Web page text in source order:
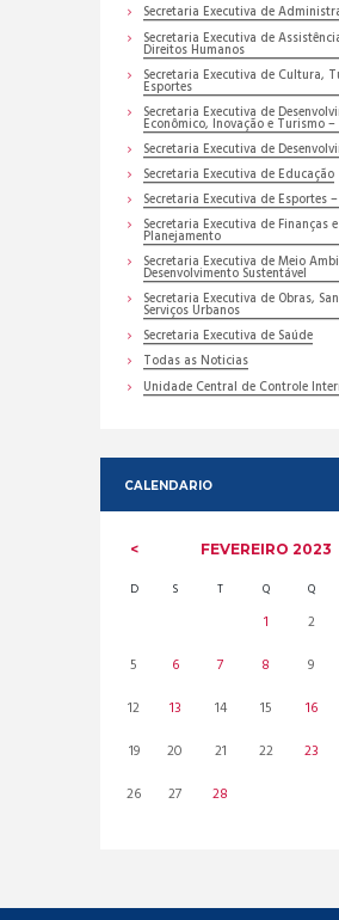
Secretaria Executiva de
Secretaria Executiva de
Direitos Humanos
Secretaria Executiva de Cultura,
Esportes
Secretaria Executiva de
Econômico, Inovação e Turismo –
Secretaria Executiva de
Secretaria Executiva de Educação
Secretaria Executiva de Esportes –
Secretaria Executiva de Finanças e
Planejamento
Secretaria Executiva de Meio
Desenvolvimento Sustentável
Secretaria Executiva de Obras,
Serviços Urbanos
Secretaria Executiva de Saúde
Todas as Noticias
Unidade Central de Controle
CALENDARIO
FEVEREIRO 2023
D S T Q Q
1 2
5
6 7 8 9
12
13 14 15 16
19
20 21 22 23
26
27 28